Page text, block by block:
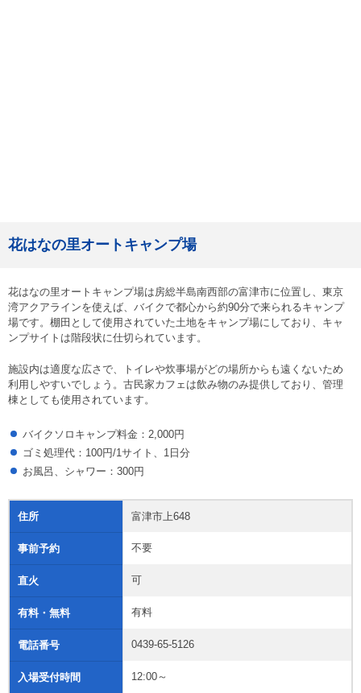
花はなの里オートキャンプ場
花はなの里オートキャンプ場は房総半島南西部の富津市に位置し、東京
湾アクアラインを使えば、バイクで都心から約90分で来られるキャンプ
場です。棚田として使用されていた土地をキャンプ場にしており、キャ
ンプサイトは階段状に仕切られています。
施設内は適度な広さで、トイレや炊事場がどの場所からも遠くないため
利用しやすいでしょう。古民家カフェは飲み物のみ提供しており、管理
棟としても使用されています。
バイクソロキャンプ料金：2,000円
ゴミ処理代：100円/1サイト、1日分
お風呂、シャワー：300円
住所 富津市上648
事前予約 不要
直火 可
有料・無料 有料
電話番号 0439-65-5126
入場受付時間 12:00～